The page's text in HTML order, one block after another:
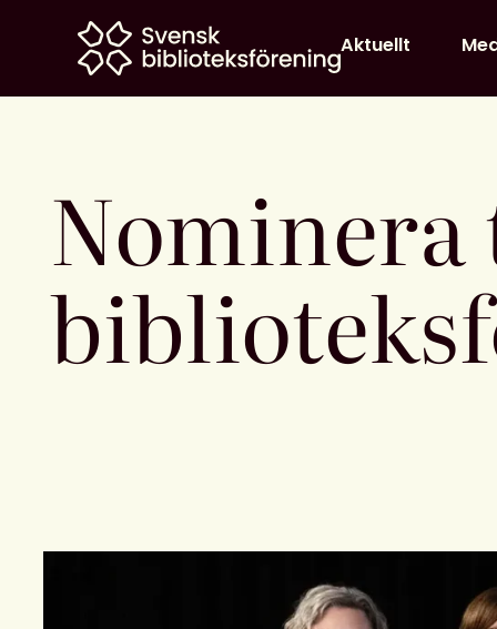
Home
Aktuellt
Nominera